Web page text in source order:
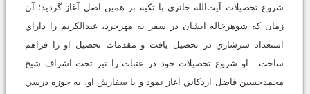
شروع تحصيلات آیت‌الله حائري با تکيه بر همين اصل آغاز گرديد؛ آن
زمان که شوهرخاله ایشان در سفر به مهرجرد، عبدالکريم را داراي
استعداد سرشاري در تحصيل يافت و مقدمات تحصيل او را فراهم
ساخت. او شروع تحصيلات خود در عتبات را نيز تحت اشراف شيخ
محمدحسين فاضل اردکاني آغاز نمود و با سفارش او، به حوزه درسي